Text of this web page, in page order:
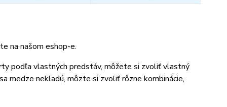
na našom eshop-e.
podľa vlastných predstáv, môžete si zvoliť vlastný
medze nekladú, môzte si zvoliť rôzne kombinácie,